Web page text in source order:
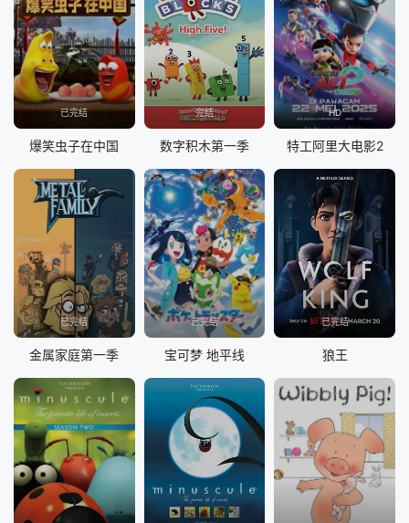
已完结
爆笑虫子在中国
完结
数字积木第一季
HD
特工阿里大电影2
已完结
金属家庭第一季
已完结
宝可梦 地平线
已完结
狼王